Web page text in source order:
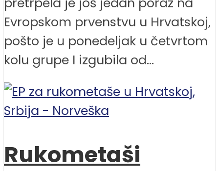
Evropskom prvenstvu u Hrvatskoj,
pošto je u ponedeljak u četvrtom
kolu grupe I izgubila od...
Rukometaši